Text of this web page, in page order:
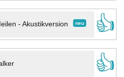
neu
- Akustikversion
👍
👍